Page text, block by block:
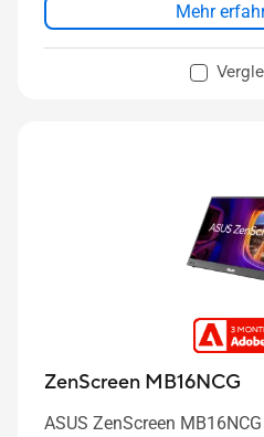
Mehr
ZenScreen MB16NCG
ASUS ZenScreen